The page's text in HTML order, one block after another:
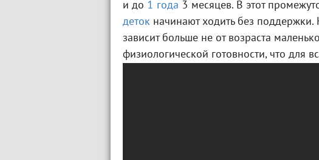
и до 1 года 3 месяцев. В этот
деток начинают ходить без
зависит больше не от возраста
физиологической готовности, что для